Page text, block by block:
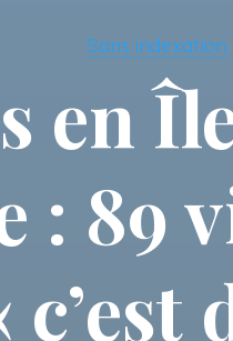
Sans indexation.
en
: 89